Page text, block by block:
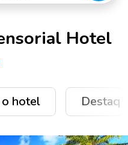
Hotel
hotel